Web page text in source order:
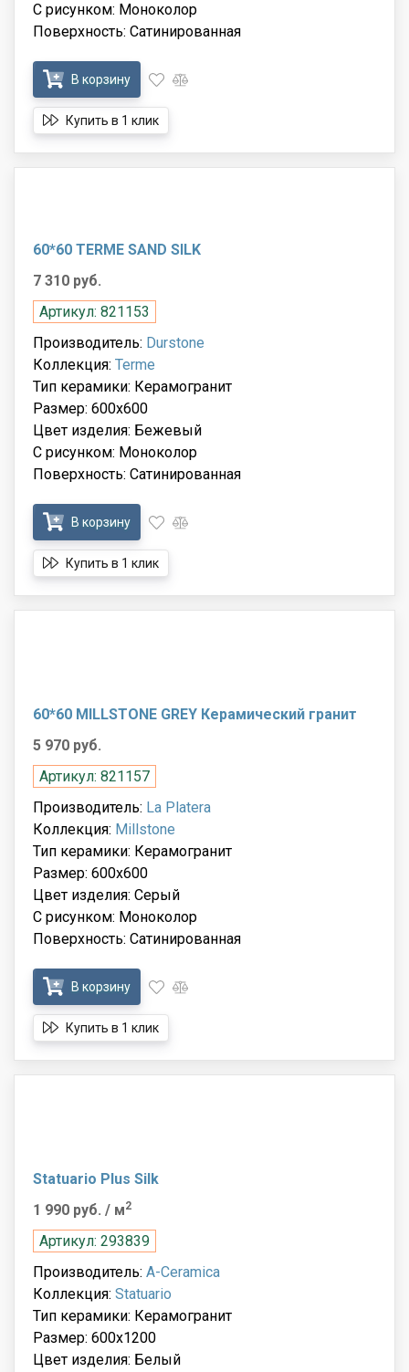
С рисунком: Моноколор
Поверхность: Сатинированная
В корзину
Купить в 1 клик
60*60 TERME SAND SILK
7 310 руб.
Артикул: 821153
Производитель: Durstone
Коллекция: Terme
Тип керамики: Керамогранит
Размер: 600x600
Цвет изделия: Бежевый
С рисунком: Моноколор
Поверхность: Сатинированная
В корзину
Купить в 1 клик
60*60 MILLSTONE GREY Керамический гранит
5 970 руб.
Артикул: 821157
Производитель: La Platera
Коллекция: Millstone
Тип керамики: Керамогранит
Размер: 600x600
Цвет изделия: Серый
С рисунком: Моноколор
Поверхность: Сатинированная
В корзину
Купить в 1 клик
Statuario Plus Silk
1 990 руб. / м2
Артикул: 293839
Производитель: A-Ceramica
Коллекция: Statuario
Тип керамики: Керамогранит
Размер: 600x1200
Цвет изделия: Белый